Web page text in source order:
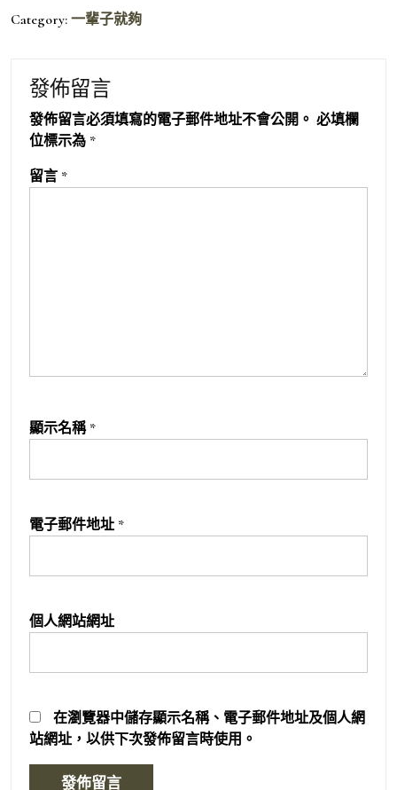
Category: 一輩子就夠
發佈留言
發佈留言必須填寫的電子郵件地址不會公開。 必填欄
位標示為 *
留言 *
顯示名稱 *
電子郵件地址 *
個人網站網址
在瀏覽器中儲存顯示名稱、電子郵件地址及個人網
站網址，以供下次發佈留言時使用。